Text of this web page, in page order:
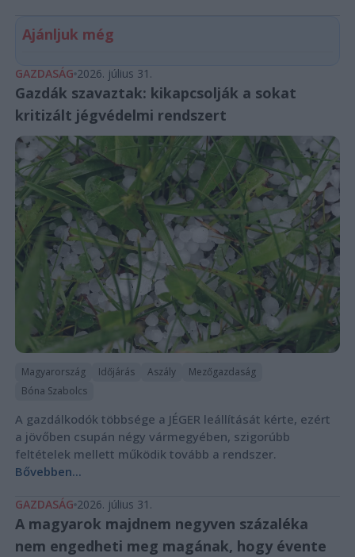
Ajánljuk még
GAZDASÁG 2026. július 31.
Gazdák szavaztak: kikapcsolják a sokat
kritizált jégvédelmi rendszert
Magyarország Időjárás Aszály
Mezőgazdaság
Bóna Szabolcs
A gazdálkodók többsége a JÉGER leállítását kérte, ezért
a jövőben csupán négy vármegyében, szigorúbb
feltételek mellett működik tovább a rendszer.
Bővebben...
GAZDASÁG 2026. július 31.
A magyarok majdnem negyven százaléka
nem engedheti meg magának, hogy évente